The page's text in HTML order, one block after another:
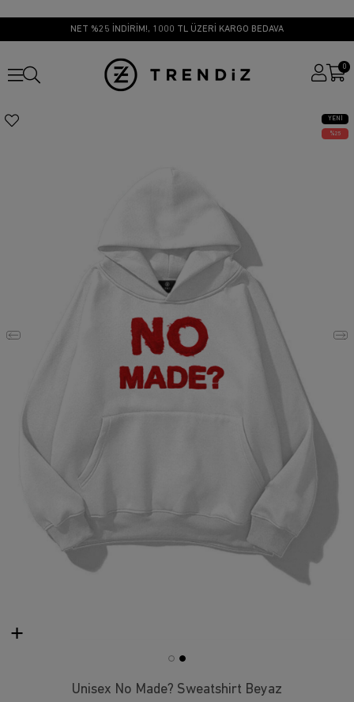
NET %25 İNDİRİM!, 1000 TL ÜZERİ KARGO BEDAVA
0
YENI
ÜRÜN
25
Unisex No Made? Sweatshirt Beyaz